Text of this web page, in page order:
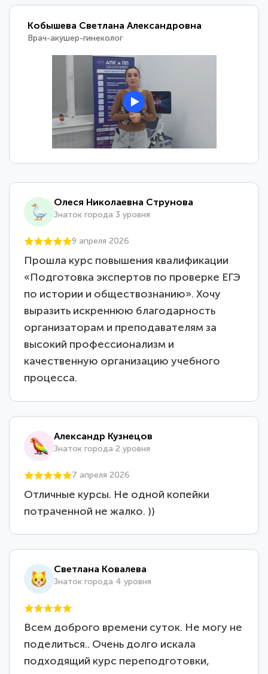
Кобышева Светлана Александровна
Врач-акушер-гинеколог
Олеся Николаевна Струнова
Знаток города 3 уровня
9 апреля 2026
Прошла курс повышения квалификации
«Подготовка экспертов по проверке ЕГЭ
по истории и обществознанию». Хочу
выразить искреннюю благодарность
организаторам и преподавателям за
высокий профессионализм и
качественную организацию учебного
процесса.
Александр Кузнецов
Знаток города 2 уровня
7 апреля 2026
Отличные курсы. Не одной копейки
потраченной не жалко. ))
Светлана Ковалева
Знаток города 4 уровня
Всем доброго времени суток. Не могу не
поделиться.. Очень долго искала
подходящий курс переподготовки,